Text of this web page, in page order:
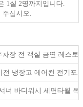
1실 2명까지입니다.
주십시오.
차장 전 객실 금연 레스
전 냉장고 에어컨 전기포
너 바디워시 세면타월